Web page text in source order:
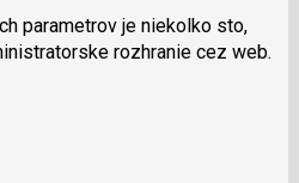
parametrov je niekolko sto,
rozhranie cez web.